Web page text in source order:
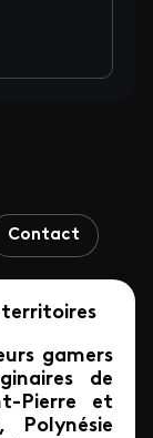
Contact
territoires
gamers
de
Pierre et
Polynésie